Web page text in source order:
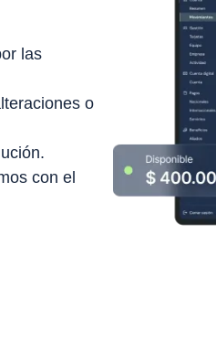
las
o
con el